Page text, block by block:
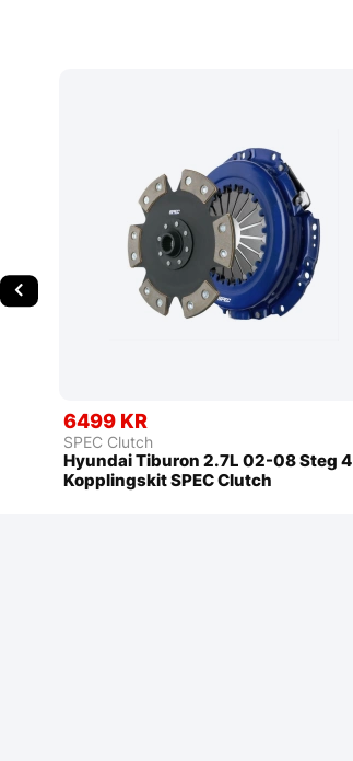
6499 KR
SPEC Clutch
Hyundai Tiburon 2.7L 02-08 Steg 4
Kopplingskit SPEC Clutch